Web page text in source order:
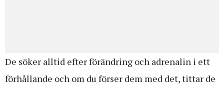
De söker alltid efter förändring och adrenalin i ett
förhållande och om du förser dem med det, tittar de